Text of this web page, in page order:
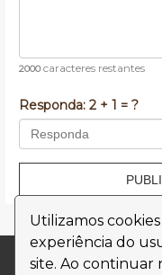
Utilizamos
experiência do
site. Ao continuar
2000caracteres restantes
Responda: 2 + 1 = ?